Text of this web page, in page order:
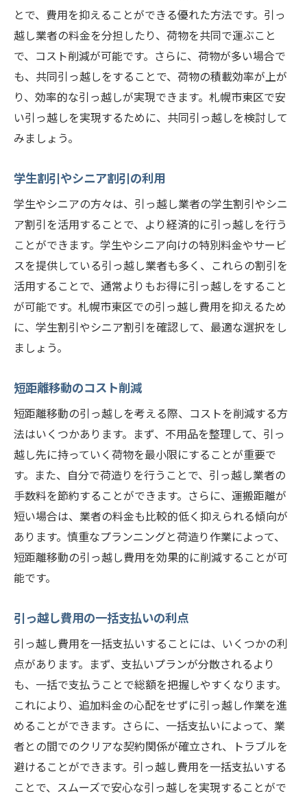
とで、費用を抑えることができる優れた方法です。引っ
越し業者の料金を分担したり、荷物を共同で運ぶこと
で、コスト削減が可能です。さらに、荷物が多い場合で
も、共同引っ越しをすることで、荷物の積載効率が上が
り、効率的な引っ越しが実現できます。札幌市東区で安
い引っ越しを実現するために、共同引っ越しを検討して
みましょう。
学生割引やシニア割引の利用
学生やシニアの方々は、引っ越し業者の学生割引やシニ
ア割引を活用することで、より経済的に引っ越しを行う
ことができます。学生やシニア向けの特別料金やサービ
スを提供している引っ越し業者も多く、これらの割引を
活用することで、通常よりもお得に引っ越しをすること
が可能です。札幌市東区での引っ越し費用を抑えるため
に、学生割引やシニア割引を確認して、最適な選択をし
ましょう。
短距離移動のコスト削減
短距離移動の引っ越しを考える際、コストを削減する方
法はいくつかあります。まず、不用品を整理して、引っ
越し先に持っていく荷物を最小限にすることが重要で
す。また、自分で荷造りを行うことで、引っ越し業者の
手数料を節約することができます。さらに、運搬距離が
短い場合は、業者の料金も比較的低く抑えられる傾向が
あります。慎重なプランニングと荷造り作業によって、
短距離移動の引っ越し費用を効果的に削減することが可
能です。
引っ越し費用の一括支払いの利点
引っ越し費用を一括支払いすることには、いくつかの利
点があります。まず、支払いプランが分散されるより
も、一括で支払うことで総額を把握しやすくなります。
これにより、追加料金の心配をせずに引っ越し作業を進
めることができます。さらに、一括支払いによって、業
者との間でのクリアな契約関係が確立され、トラブルを
避けることができます。引っ越し費用を一括支払いする
ことで、スムーズで安心な引っ越しを実現することがで